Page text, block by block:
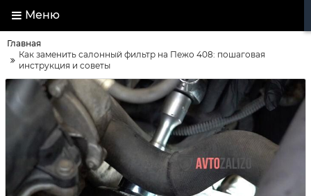
Меню
Главная
Как заменить салонный фильтр на Пежо 408: пошаговая
инструкция и советы